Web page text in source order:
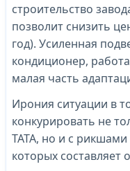
строительство
позволит снизить
год). Усиленная
кондиционер,
малая часть
Ирония ситуации в
конкурировать не
TATA, но и с
которых составляет